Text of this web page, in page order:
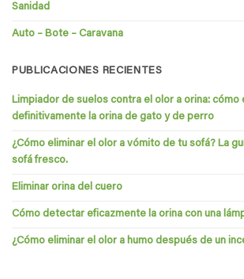
Sanidad
Auto – Bote – Caravana
PUBLICACIONES RECIENTES
Limpiador de suelos contra el olor a orina: cómo
definitivamente la orina de gato y de perro
¿Cómo eliminar el olor a vómito de tu sofá? La
sofá fresco.
Eliminar orina del cuero
Cómo detectar eficazmente la orina con una
¿Cómo eliminar el olor a humo después de un